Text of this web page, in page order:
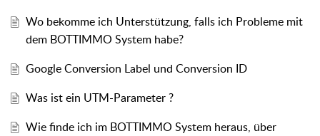
Wo bekomme ich Unterstützung, falls ich Probleme mit
dem BOTTIMMO System habe?
Google Conversion Label und Conversion ID
Was ist ein UTM-Parameter ?
Wie finde ich im BOTTIMMO System heraus, über